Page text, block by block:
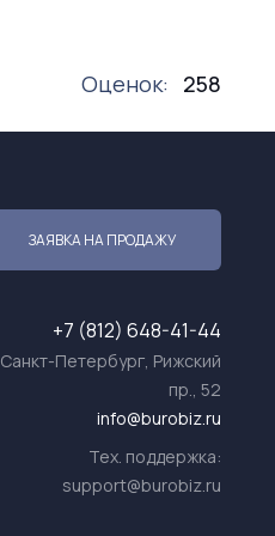
Оценок: 258
ЗАЯВКА НА ПРОДАЖУ
+7 (812) 648-41-44
Санкт-Петербург, Рижский
пр., 52
info@burobiz.ru
Тех. поддержка:
support@burobiz.ru